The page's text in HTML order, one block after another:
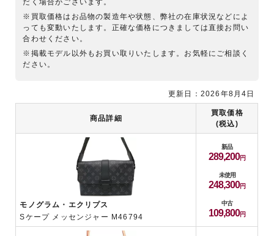
だく場合がございます。
※買取価格はお品物の製造年や状態、弊社の在庫状況などによ
っても変動いたします。正確な価格につきましては直接お問い
合わせください。
※掲載モデル以外もお買い取りいたします。お気軽にご相談く
ださい。
商品詳細
買取価格
(税込)
モノグラム・エクリプス
Sケープ メッセンジャー M46794
新品
289,200
未使用
248,300
中古
109,800
更新日：2026年8月4日